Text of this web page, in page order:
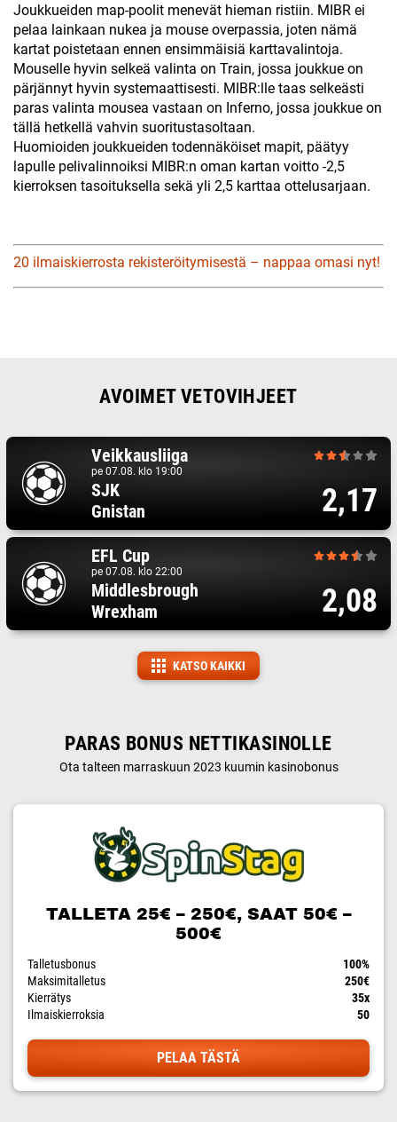
Joukkueiden map-poolit menevät hieman ristiin. MIBR ei
pelaa lainkaan nukea ja mouse overpassia, joten nämä
kartat poistetaan ennen ensimmäisiä karttavalintoja.
Mouselle hyvin selkeä valinta on Train, jossa joukkue on
pärjännyt hyvin systemaattisesti. MIBR:lle taas selkeästi
paras valinta mousea vastaan on Inferno, jossa joukkue on
tällä hetkellä vahvin suoritustasoltaan.
Huomioiden joukkueiden todennäköiset mapit, päätyy
lapulle pelivalinnoiksi MIBR:n oman kartan voitto -2,5
kierroksen tasoituksella sekä yli 2,5 karttaa ottelusarjaan.
20 ilmaiskierrosta rekisteröitymisestä – nappaa omasi nyt!
AVOIMET VETOVIHJEET
Veikkausliiga
pe 07.08. klo 19:00
SJK
Gnistan
2,17
EFL Cup
pe 07.08. klo 22:00
Middlesbrough
Wrexham
2,08
KATSO KAIKKI
PARAS BONUS NETTIKASINOLLE
Ota talteen marraskuun 2023 kuumin kasinobonus
TALLETA 25€ – 250€, SAAT 50€ –
500€
Talletusbonus
100%
Maksimitalletus
250€
Kierrätys
35x
Ilmaiskierroksia
50
PELAA TÄSTÄ